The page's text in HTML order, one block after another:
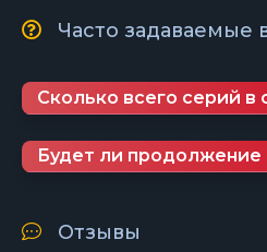
Часто задаваемые
Сколько всего серий в
Будет ли продолжение
Отзывы